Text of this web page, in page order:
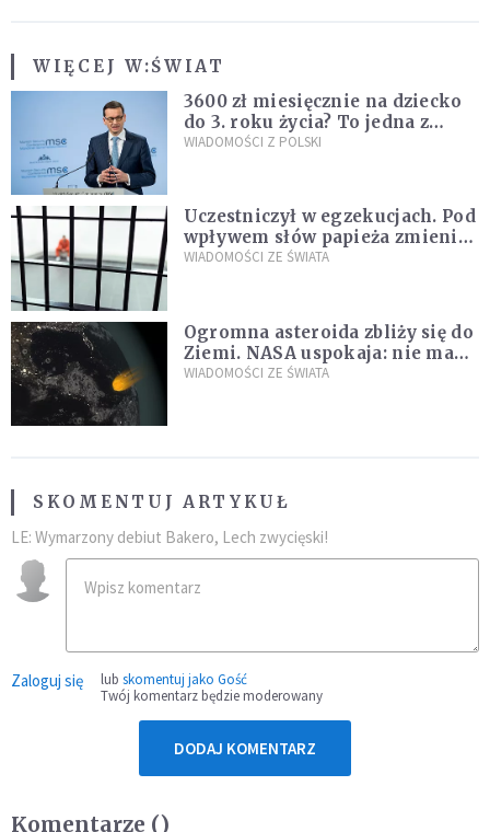
WIĘCEJ W:ŚWIAT
3600 zł miesięcznie na dziecko
do 3. roku życia? To jedna z
propozycji programu "Rozwój
WIADOMOŚCI Z POLSKI
Uczestniczył w egzekucjach. Pod
wpływem słów papieża zmienił
zdanie
WIADOMOŚCI ZE ŚWIATA
Ogromna asteroida zbliży się do
Ziemi. NASA uspokaja: nie ma
zagrożenia
WIADOMOŚCI ZE ŚWIATA
SKOMENTUJ ARTYKUŁ
LE: Wymarzony debiut Bakero, Lech zwycięski!
Zaloguj się lub skomentuj jako Gość
Twój komentarz będzie moderowany
DODAJ KOMENTARZ
Komentarze ()